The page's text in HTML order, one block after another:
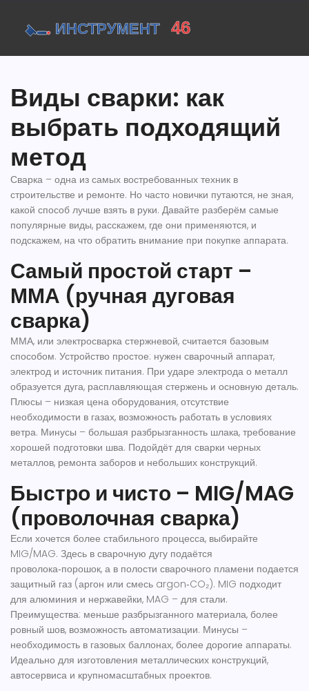
Виды сварки: как
выбрать подходящий
метод
Сварка – одна из самых востребованных техник в
строительстве и ремонте. Но часто новички путаются, не зная,
какой способ лучше взять в руки. Давайте разберём самые
популярные виды, расскажем, где они применяются, и
подскажем, на что обратить внимание при покупке аппарата.
Самый простой старт –
ММА (ручная дуговая
сварка)
ММА, или электросварка стержневой, считается базовым
способом. Устройство простое: нужен сварочный аппарат,
электрод и источник питания. При ударе электрода о металл
образуется дуга, расплавляющая стержень и основную деталь.
Плюсы – низкая цена оборудования, отсутствие
необходимости в газах, возможность работать в условиях
ветра. Минусы – большая разбрызганность шлака, требование
хорошей подготовки шва. Подойдёт для сварки черных
металлов, ремонта заборов и небольших конструкций.
Быстро и чисто – MIG/MAG
(проволочная сварка)
Если хочется более стабильного процесса, выбирайте
MIG/MAG. Здесь в сварочную дугу подаётся
проволока‑порошок, а в полости сварочного пламени подается
защитный газ (аргон или смесь argon‑CO₂). MIG подходит
для алюминия и нержавейки, MAG – для стали.
Преимущества: меньше разбрызганного материала, более
ровный шов, возможность автоматизации. Минусы –
необходимость в газовых баллонах, более дорогие аппараты.
Идеально для изготовления металлических конструкций,
автосервиса и крупномасштабных проектов.